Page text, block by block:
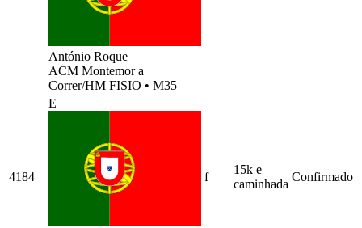
António Roque
ACM Montemor a
Correr/HM FISIO • M35
4184
E
f
15k e
caminhada
Confirmado